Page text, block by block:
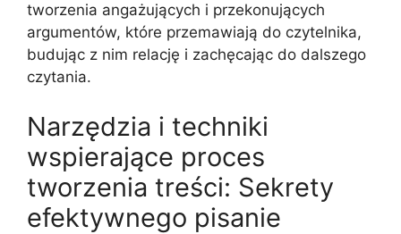
tworzenia angażujących i przekonujących
argumentów, które przemawiają do czytelnika,
budując z nim relację i zachęcając do dalszego
czytania.
Narzędzia i techniki
wspierające proces
tworzenia treści: Sekrety
efektywnego pisanie